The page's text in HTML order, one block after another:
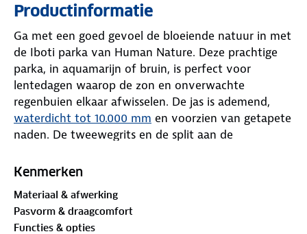
Productinformatie
Ga met een goed gevoel de bloeiende natuur in met
de Iboti parka van Human Nature. Deze prachtige
parka, in aquamarijn of bruin, is perfect voor
lentedagen waarop de zon en onverwachte
regenbuien elkaar afwisselen. De jas is ademend,
waterdicht tot 10.000 mm en voorzien van getapete
naden. De tweewegrits en de split aan de
bewegen. Achter de YKK-rits zit een windvanger.
De verstelbare capuchon en manchetten zorgen
voor een comfortabele pasvorm. Met maar liefst
Kenmerken
Materiaal & afwerking
Pasvorm & draagcomfort
Functies & opties